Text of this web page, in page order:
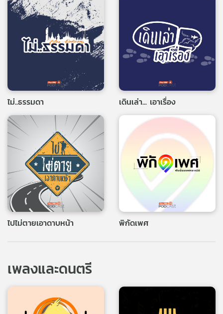
ไม่..ธรรมดา เดินเล่า... เอาเรื่อง
ไปไม่ตายเอาดาบหน้า พิกัดเพศ
เพลงและดนตรี